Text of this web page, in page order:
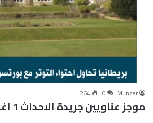
Munzer
0
264
موجز عناويين جريدة الاحداث 1 اغسطس 2026